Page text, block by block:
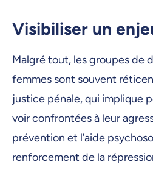
Visibiliser un
Malgré tout, les groupes de
femmes sont souvent
justice pénale, qui implique
voir confrontées à leur
prévention et l’aide
renforcement de la